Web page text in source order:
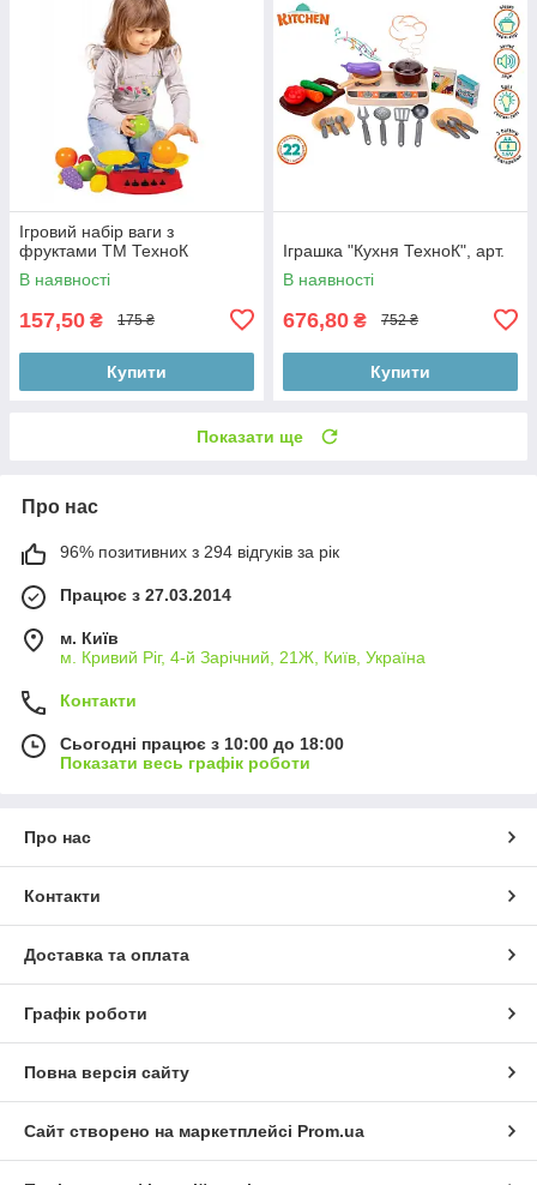
Ігровий набір ваги з
фруктами ТМ ТехноК
В наявності
157,50 ₴ 175 ₴
Купити
Іграшка "Кухня ТехноК", арт.
В наявності
676,80 ₴ 752 ₴
Купити
Показати ще
Про нас
96% позитивних з 294 відгуків за рік
Працює з 27.03.2014
м. Київ
м. Кривий Ріг, 4-й Зарічний, 21Ж, Київ, Україна
Контакти
Сьогодні працює з 10:00 до 18:00
Показати весь графік роботи
Про нас
Контакти
Доставка та оплата
Графік роботи
Повна версія сайту
Сайт створено на маркетплейсі Prom.ua